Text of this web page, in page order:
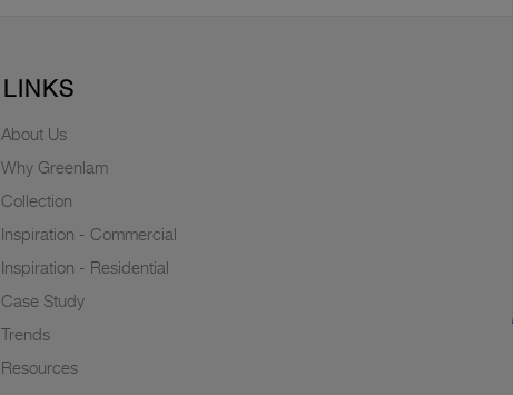
LINKS
About Us
Why Greenlam
Collection
Inspiration - Commercial
Inspiration - Residential
Case Study
Trends
Resources